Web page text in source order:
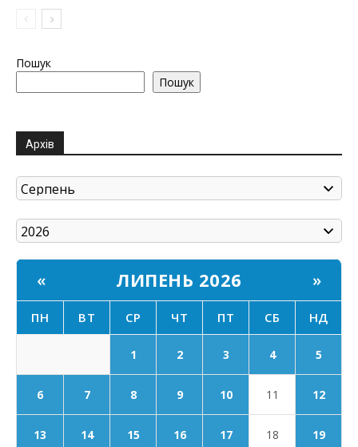
Пошук
Пошук
Архів
« ЛИПЕНЬ 2026 »
ПН ВТ СР ЧТ ПТ СБ НД
1 2 3 4 5
6 7 8 9 10 11 12
13 14 15 16 17 18 19